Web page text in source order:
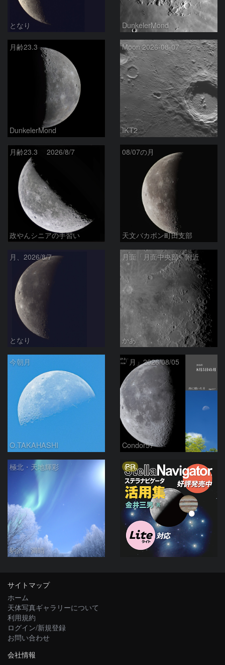
となり DunkelerMond
月齢23.3
DunkelerMond
Moon 2026-08-07
IKT2
月齢23.3 2026/8/7
政やんシニアの手習い
08/07の月
天文バカボン町田支部
月、2026/8/7
となり
月面「月面中央部」附近
かあ
今朝月
O.TAKAHASHI
「月」2026/08/05
Condor57
極北・天地輝彩
駒沢 満晴
PR
サイトマップ
ホーム
天体写真ギャラリーについて
利用規約
ログイン/新規登録
お問い合わせ
会社情報